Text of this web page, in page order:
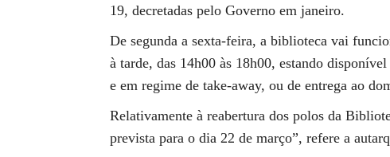
19, decretadas pelo Governo em janeiro.
De segunda a sexta-feira, a biblioteca vai
à tarde, das 14h00 às 18h00, estando
e em regime de take-away, ou de entrega ao
Relativamente à reabertura dos polos da
prevista para o dia 22 de março”, refere a